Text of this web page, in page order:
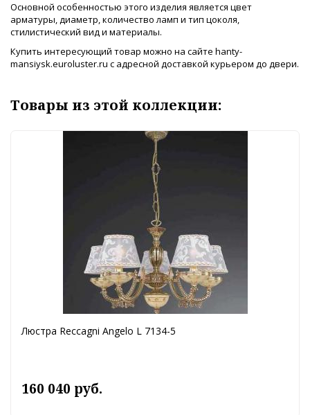
Основной особенностью этого изделия является цвет
арматуры, диаметр, количество ламп и тип цоколя,
стилистический вид и материалы.
Купить интересующий товар можно на сайте hanty-
mansiysk.euroluster.ru с адресной доставкой курьером до двери.
Товары из этой коллекции:
Люстра Reccagni Angelo L 7134-5
160 040 руб.